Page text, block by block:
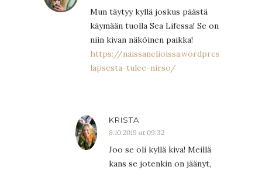
Mun täytyy kyllä joskus päästä
käymään tuolla Sea Lifessa! Se on
niin kivan näköinen paikka!
https://naissanelioissa.wordpress.com/
lapsesta-tulee-nirso/
KRISTA
8.10.2019 at 09:32
Joo se oli kyllä kiva! Meillä
kans se jotenkin on jäänyt,